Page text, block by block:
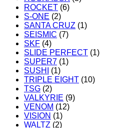
ROCKET (6)
S-ONE (2)
SANTA CRUZ (1)
SEISMIC (7)
SKF (4)
SLIDE PERFECT (1)
SUPER7 (1)
SUSHI
(1)
TRIPLE EIGHT (10)
TSG (2)
VALKYRIE (9)
VENOM (12)
VISION (1)
WALTZ (2)